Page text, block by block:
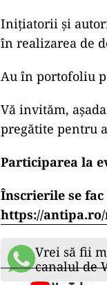
Inițiatorii și
în realizarea de
Au în portofoliu
Vă invităm,
pregătite pentru
Participarea la
Înscrierile se
https://
Vrei să fii
canalul de